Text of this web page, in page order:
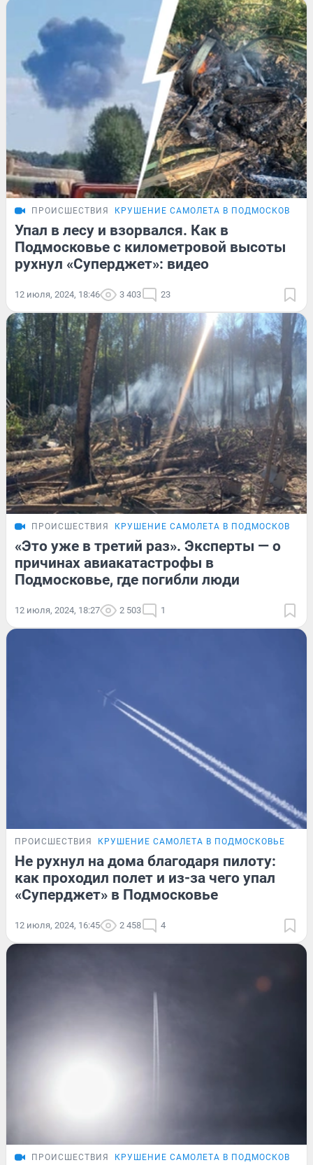
ПРОИСШЕСТВИЯ КРУШЕНИЕ САМОЛЕТА В ПОДМОСКОВЬЕ
Упал в лесу и взорвался. Как в
Подмосковье с километровой высоты
рухнул «Суперджет»: видео
12 июля, 2024, 18:46 3 403 23
ПРОИСШЕСТВИЯ КРУШЕНИЕ САМОЛЕТА В ПОДМОСКОВЬЕ
«Это уже в третий раз». Эксперты — о
причинах авиакатастрофы в
Подмосковье, где погибли люди
12 июля, 2024, 18:27 2 503 1
ПРОИСШЕСТВИЯ КРУШЕНИЕ САМОЛЕТА В ПОДМОСКОВЬЕ
Не рухнул на дома благодаря пилоту:
как проходил полет и из-за чего упал
«Суперджет» в Подмосковье
12 июля, 2024, 16:45 2 458 4
ПРОИСШЕСТВИЯ КРУШЕНИЕ САМОЛЕТА В ПОДМОСКОВЬЕ